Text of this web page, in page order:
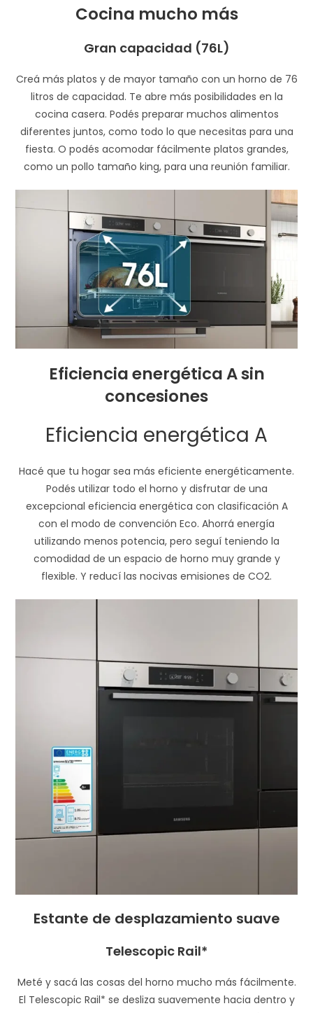
Cocina mucho más
Gran capacidad (76L)
Creá más platos y de mayor tamaño con un horno de 76
litros de capacidad. Te abre más posibilidades en la
cocina casera. Podés preparar muchos alimentos
diferentes juntos, como todo lo que necesitas para una
fiesta. O podés acomodar fácilmente platos grandes,
como un pollo tamaño king, para una reunión familiar.
Eficiencia energética A sin
concesiones
Eficiencia energética A
Hacé que tu hogar sea más eficiente energéticamente.
Podés utilizar todo el horno y disfrutar de una
excepcional eficiencia energética con clasificación A
con el modo de convención Eco. Ahorrá energía
utilizando menos potencia, pero seguí teniendo la
comodidad de un espacio de horno muy grande y
flexible. Y reducí las nocivas emisiones de CO2.
Estante de desplazamiento suave
Telescopic Rail*
Meté y sacá las cosas del horno mucho más fácilmente.
El Telescopic Rail* se desliza suavemente hacia dentro y